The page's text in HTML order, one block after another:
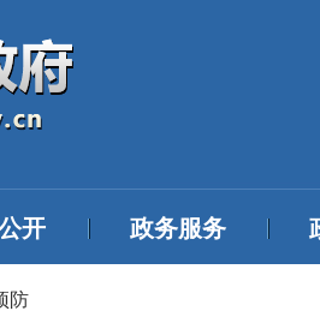
开 政务服务
防